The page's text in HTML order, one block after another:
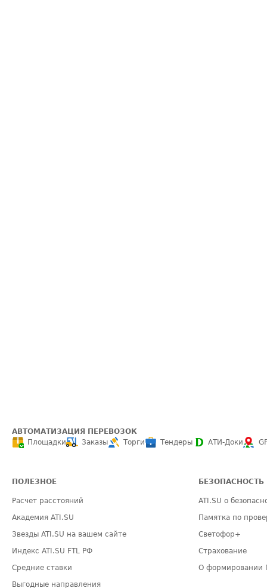
АВТОМАТИЗАЦИЯ ПЕРЕВОЗОК
Площадки
Заказы Торги Тендеры АТИ-Доки
ПОЛЕЗНОЕ
Расчет расстояний
Академия ATI.SU
Звезды ATI.SU на вашем сайте
Индекс ATI.SU FTL РФ
Средние ставки
Выгодные направления
БЕЗОПАСНОСТЬ
ATI.SU о
Памятка по
Светофор+
Страхование
О формировании